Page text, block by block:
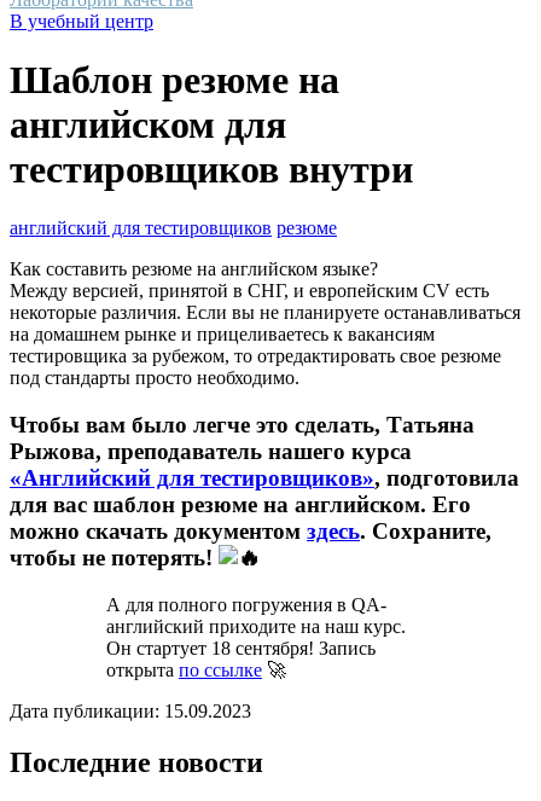
В учебный центр
Шаблон резюме на
английском для
тестировщиков внутри
английский для тестировщиков резюме
Как составить резюме на английском языке?
Между версией, принятой в СНГ, и европейским CV есть
некоторые различия. Если вы не планируете останавливаться
на домашнем рынке и прицеливаетесь к вакансиям
тестировщика за рубежом, то отредактировать свое резюме
под стандарты просто необходимо.
Чтобы вам было легче это сделать, Татьяна
Рыжова, преподаватель нашего курса
«Английский для тестировщиков», подготовила
для вас шаблон резюме на английском. Его
можно скачать документом здесь. Сохраните,
чтобы не потерять!
А для полного погружения в QA-
английский приходите на наш курс.
Он стартует 18 сентября! Запись
открыта по ссылке 🚀
Дата публикации: 15.09.2023
Последние новости